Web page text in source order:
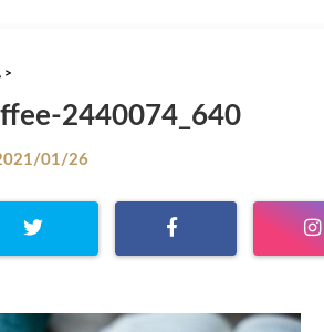
2440074_640
01/26